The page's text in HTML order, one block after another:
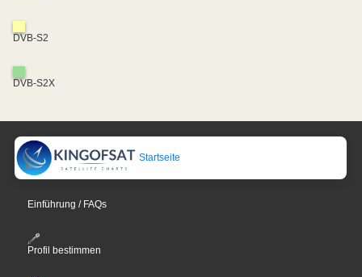
DVB-S2
DVB-S2X
Startseite
Einführung / FAQs
Profil bestimmen